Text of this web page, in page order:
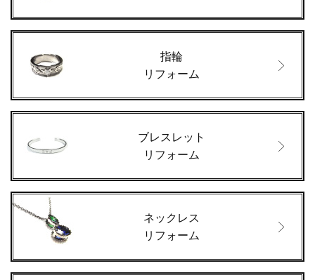
指輪
リフォーム
ブレスレット
リフォーム
ネックレス
リフォーム